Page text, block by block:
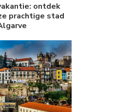
ontdek
prachtige stad